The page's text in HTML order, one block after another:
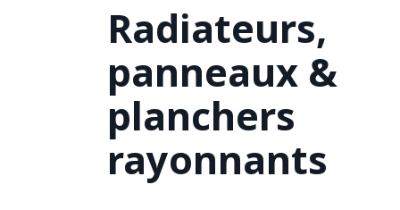
Radiateurs,
panneaux &
planchers
rayonnants